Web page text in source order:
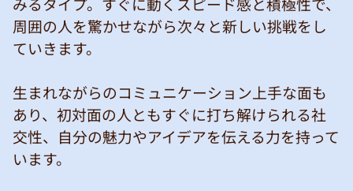
周囲の人を驚かせながら次々と新しい挑戦をし
ていきます。
生まれながらのコミュニケーション上手な面も
あり、初対面の人ともすぐに打ち解けられる社
交性、自分の魅力やアイデアを伝える力を持って
います。